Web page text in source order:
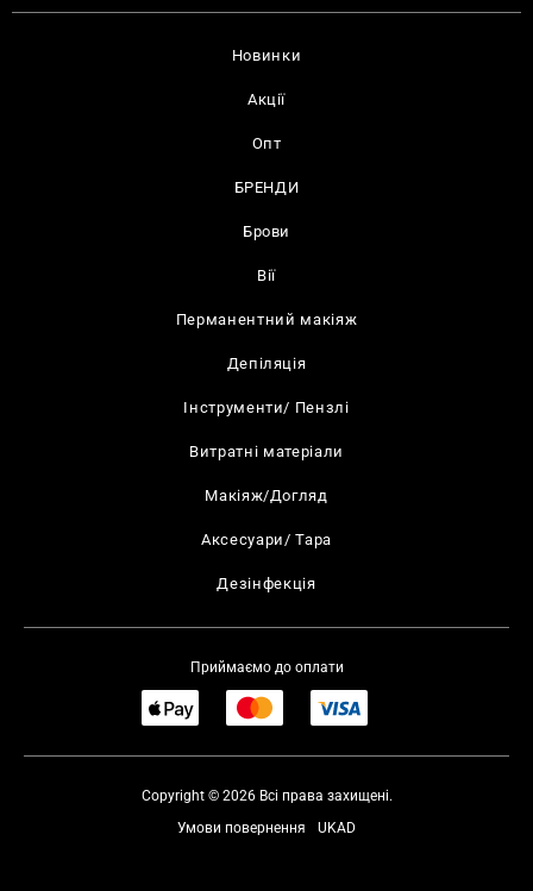
Новинки
Акції
Опт
БРЕНДИ
Брови
Вії
Перманентний макіяж
Депіляція
Інструменти/ Пензлі
Витратні матеріали
Макіяж/Догляд
Аксесуари/ Тара
Дезінфекція
Приймаємо до оплати
Copyright © 2026 Всі права захищені.
UKAD
Умови повернення